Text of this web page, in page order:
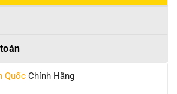
Quốc Chính Hãng